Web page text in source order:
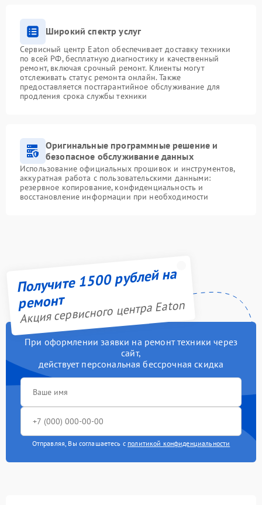
Широкий спектр услуг
Сервисный центр Eaton обеспечивает доставку техники
по всей РФ, бесплатную диагностику и качественный
ремонт, включая срочный ремонт. Клиенты могут
отслеживать статус ремонта онлайн. Также
предоставляется постгарантийное обслуживание для
продления срока службы техники
Оригинальные программные решение и
безопасное обслуживание данных
Использование официальных прошивок и инструментов,
аккуратная работа с пользовательскими данными:
резервное копирование, конфиденциальность и
восстановление информации при необходимости
Получите 1500 рублей на
ремонт
Акция сервисного центра Eaton
При оформлении заявки на ремонт техники через
сайт,
действует персональная бессрочная скидка
Отправляя, Вы соглашаетесь с политикой конфиденциальности